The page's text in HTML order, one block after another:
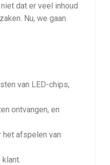
dat er veel inhoud
Nu, we gaan
van LED-chips,
ontvangen, en
afspelen van